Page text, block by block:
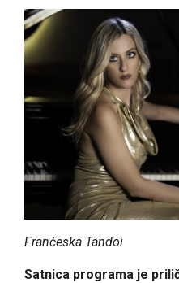
Frančeska Tandoi
Satnica programa je